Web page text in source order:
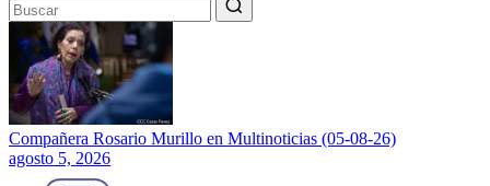
Compañera Rosario Murillo en Multinoticias (05-08-26)
agosto 5, 2026